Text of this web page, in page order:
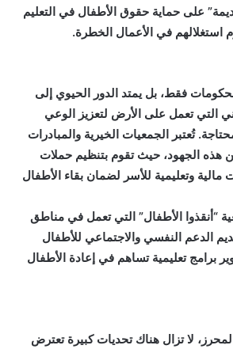
على حماية حقوق الأطفال في التعليم
استغلالهم في الأعمال الخطرة.
فقط، بل يمتد الدور الحيوي إلى
التي تعمل على الأرض لتعزيز الوعي
تُعتبر الجمعيات الخيرية والمبادرات
هذه الجهود، حيث تقوم بتنظيم حملات
وتعليمية للأسر لضمان بقاء الأطفال
“أنقذوا الأطفال” التي تعمل في مناطق
الدعم النفسي والاجتماعي للأطفال
برامج تعليمية تساهم في إعادة الأطفال
لا تزال هناك تحديات كبيرة تعترض